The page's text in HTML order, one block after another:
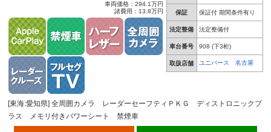
保証 保証付 期間条件有り
法定整備 法定整備付
車台番号 908 (下3桁)
取扱店舗 ユニバース 名古屋
車両価格：294.1万円
諸費用：13.8万円
[東海:愛知県] 全周囲カメラ レーダーセーフティＰＫＧ ディストロニックプ
ラス メモリ付きパワーシート 禁煙車